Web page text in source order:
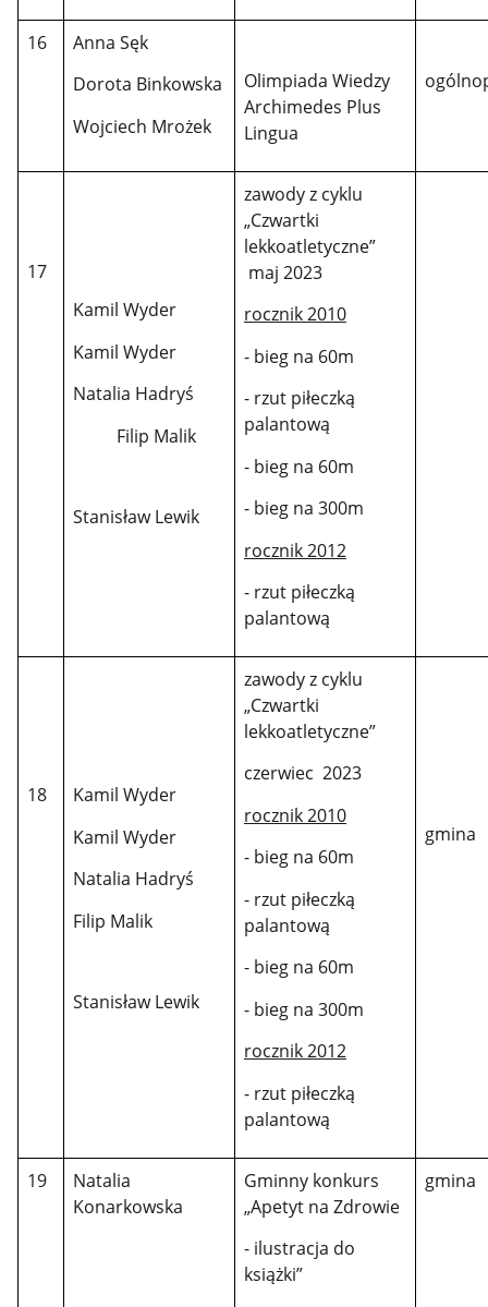
16
Anna Sęk
Dorota Binkowska
Wojciech Mrożek
Olimpiada Wiedzy
Archimedes Plus
Lingua
17
Kamil Wyder
Kamil Wyder
Natalia Hadryś
Filip Malik
Stanisław Lewik
zawody z cyklu
„Czwartki
lekkoatletyczne”
maj 2023
rocznik 2010
- bieg na 60m
- rzut piłeczką
palantową
- bieg na 60m
- bieg na 300m
rocznik 2012
- rzut piłeczką
palantową
18
Kamil Wyder
Kamil Wyder
Natalia Hadryś
Filip Malik
Stanisław Lewik
zawody z cyklu
„Czwartki
lekkoatletyczne”
czerwiec 2023
rocznik 2010
- bieg na 60m
- rzut piłeczką
palantową
- bieg na 60m
- bieg na 300m
rocznik 2012
- rzut piłeczką
palantową
gmina
19
Natalia
Konarkowska
Gminny konkurs
„Apetyt na Zdrowie
- ilustracja do
książki”
gmina